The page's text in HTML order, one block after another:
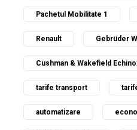
Pachetul Mobilitate 1
Renault Gebrüder
Cushman & Wakefield
tarife transport
automatizare